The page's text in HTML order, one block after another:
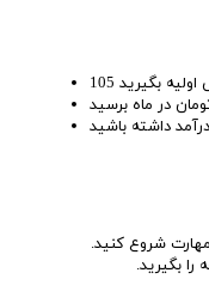
مهارت شروع کنید.
بگیرید.